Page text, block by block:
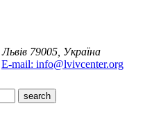
Львів 79005, Україна
E-mail: info@lvivcenter.org
search